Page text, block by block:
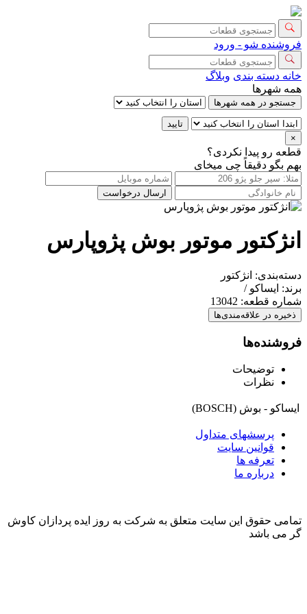
فروشنده شو - ورود
خانه دسته بندی وبلاگ
همه شهرها
جستجو در همه شهرها
تایید
×
قطعه رو پیدا نکردی؟
بهم بگو دقیقاً چی میخای
ارسال درخواست
انژکتور موتور بوش پژوپارس
دسته‌بندی: انژکتور
برند: ایساکو /
شماره قطعه: 13042
ذخیره در علاقه‌مندی‌ها
فروشنده‌ها
توضیحات
نظرات
ایساکو - بوش (BOSCH)
پرسشهای متداول
قوانین سایت
تعرفه ها
درباره ما
تمامی حقوق این سایت متعلق به شرکت به روز ایده پردازان کاوش
گر می باشد